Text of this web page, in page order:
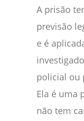
A prisão
previsão
e é
policial ou
Ela é uma
não tem